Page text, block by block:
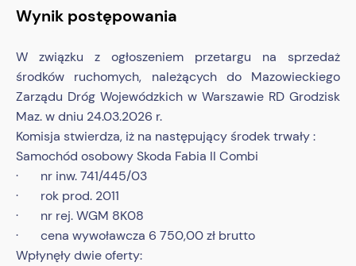
Wynik postępowania
W związku z ogłoszeniem przetargu na sprzedaż
środków ruchomych, należących do Mazowieckiego
Zarządu Dróg Wojewódzkich w Warszawie RD Grodzisk
Maz. w dniu 24.03.2026 r.
Komisja stwierdza, iż na następujący środek trwały :
Samochód osobowy Skoda Fabia II Combi
· nr inw. 741/445/03
· rok prod. 2011
· nr rej. WGM 8K08
· cena wywoławcza 6 750,00 zł brutto
Wpłynęły dwie oferty: